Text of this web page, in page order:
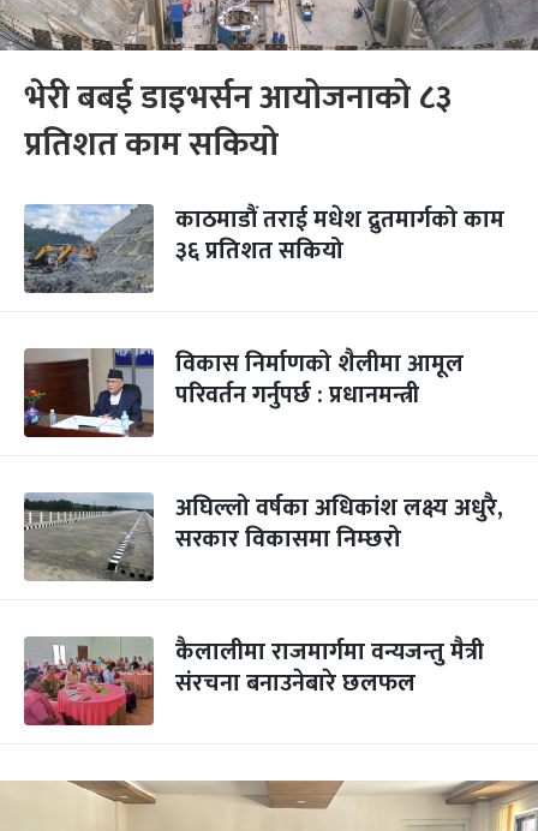
भेरी बबई डाइभर्सन आयोजनाको ८३
प्रतिशत काम सकियो
काठमाडौं तराई मधेश द्रुतमार्गको काम
३६ प्रतिशत सकियो
विकास निर्माणको शैलीमा आमूल
परिवर्तन गर्नुपर्छ : प्रधानमन्त्री
अघिल्लो वर्षका अधिकांश लक्ष्य अधुरै,
सरकार विकासमा निम्छरो
कैलालीमा राजमार्गमा वन्यजन्तु मैत्री
संरचना बनाउनेबारे छलफल